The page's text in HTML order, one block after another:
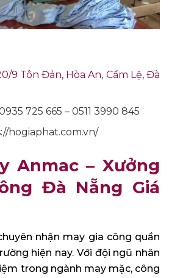
9 Tôn Đản, Hòa An, Cẩm Lệ, Đà
725 665 – 0511 3990 845
hogiaphat.com.vn/
Anmac – Xưởng
Đà Nẵng Giá
nhận may gia công quần
hiện nay. Với đội ngũ nhân
trong ngành may mặc, công